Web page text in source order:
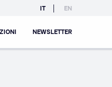
IT EN
NEWSLETTER